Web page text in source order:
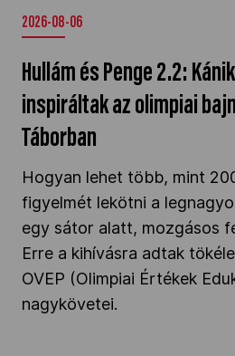
Dakar 2026
Los Angeles 2028
MOB
Kettőskarrier-
NOB
2026-08-06
Hullám és Penge 2.2:
inspiráltak az olimpiai
Táborban
Hogyan lehet több, mint
figyelmét lekötni a
egy sátor alatt, mozgásos
Erre a kihívásra adtak
OVEP (Olimpiai Értékek
nagykövetei.